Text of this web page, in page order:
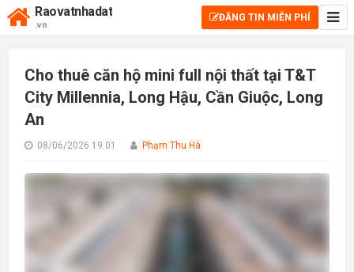
Raovatnhadat
.vn
ĐĂNG TIN MIỄN PHÍ
Cho thuê căn hộ mini full nội thất tại T&T
City Millennia, Long Hậu, Cần Giuộc, Long
An
08/06/2026 19:01 Phạm Thu Hà